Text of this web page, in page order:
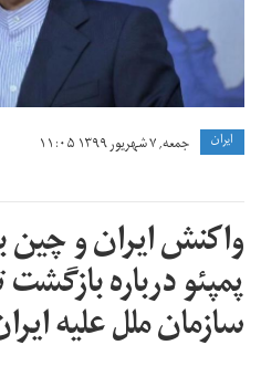
ايران جمعه, ۷ شهریور ۱۳۹۹ ۱۱:۰۵
واکنش ایران و
پمپئو درباره
سازمان ملل علیه